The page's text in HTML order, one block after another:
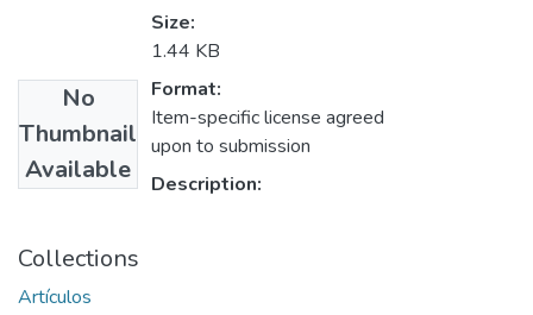
No
Thumbnail
Available
Size:
1.44 KB
Format:
Item-specific license agreed
upon to submission
Description:
Collections
Artículos